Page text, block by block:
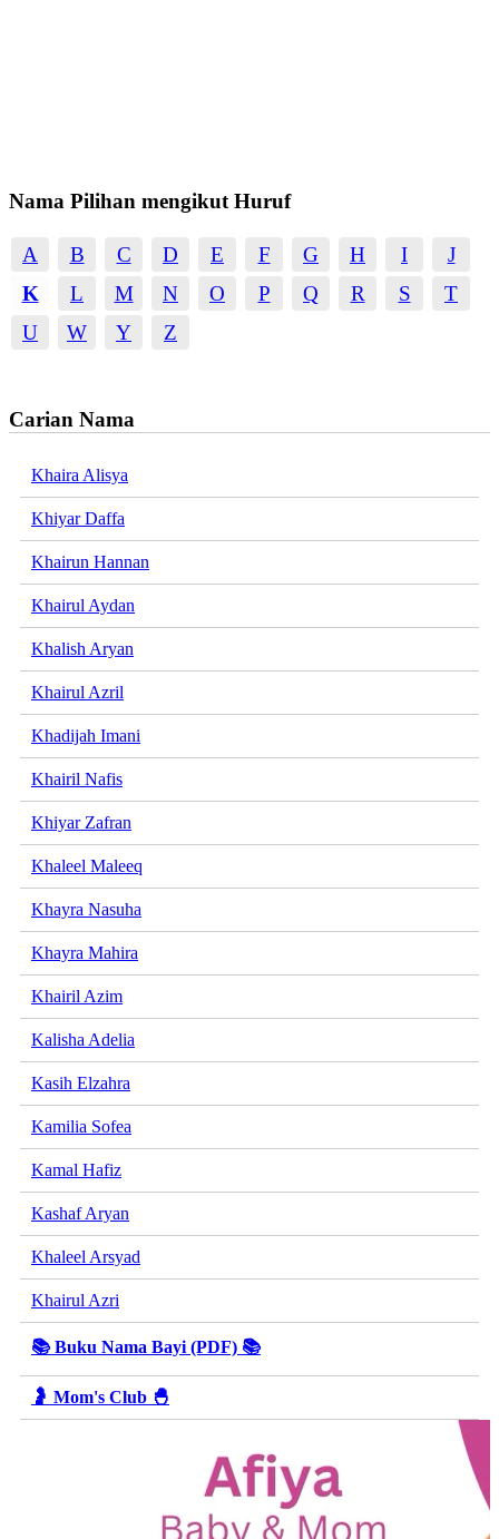
Nama Pilihan mengikut Huruf
A B C D E F G H I
J
K
L M N O P Q R S
T
U
W Y Z
Carian Nama
Khaira Alisya
Khiyar Daffa
Khairun Hannan
Khairul Aydan
Khalish Aryan
Khairul Azril
Khadijah Imani
Khairil Nafis
Khiyar Zafran
Khaleel Maleeq
Khayra Nasuha
Khayra Mahira
Khairil Azim
Kalisha Adelia
Kasih Elzahra
Kamilia Sofea
Kamal Hafiz
Kashaf Aryan
Khaleel Arsyad
Khairul Azri
📚 Buku Nama Bayi (PDF) 📚
🤰 Mom's Club 🐣